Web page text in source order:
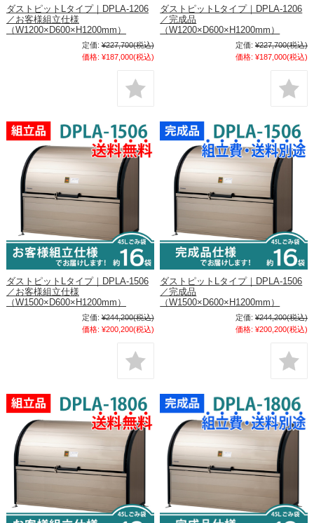
ダストピットLタイプ｜DPLA-1206
／お客様組立仕様
（W1200×D600×H1200mm）
定価: ¥227,700(税込)
価格: ¥187,000(税込)
ダストピットLタイプ｜DPLA-1206
／完成品
（W1200×D600×H1200mm）
定価: ¥227,700(税込)
価格: ¥187,000(税込)
ダストピットLタイプ｜DPLA-1506
／お客様組立仕様
（W1500×D600×H1200mm）
定価: ¥244,200(税込)
価格: ¥200,200(税込)
ダストピットLタイプ｜DPLA-1506
／完成品
（W1500×D600×H1200mm）
定価: ¥244,200(税込)
価格: ¥200,200(税込)